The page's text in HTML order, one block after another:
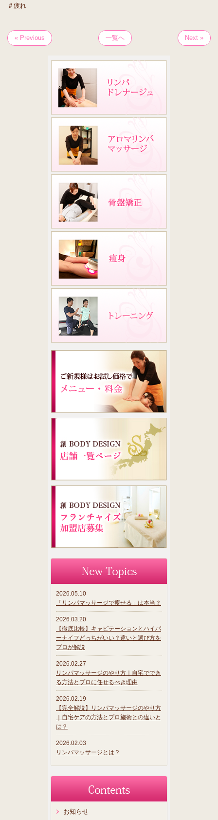
＃疲れ
« Previous 一覧へ Next »
2026.05.10
「リンパマッサージで痩せる」は本当？
2026.03.20
【徹底比較】キャビテーションとハイパ
ーナイフどっちがいい？違いと選び方を
プロが解説
2026.02.27
リンパマッサージのやり方｜自宅ででき
る方法とプロに任せるべき理由
2026.02.19
【完全解説】リンパマッサージのやり方
｜自宅ケアの方法とプロ施術との違いと
は？
2026.02.03
リンパマッサージとは？
お知らせ